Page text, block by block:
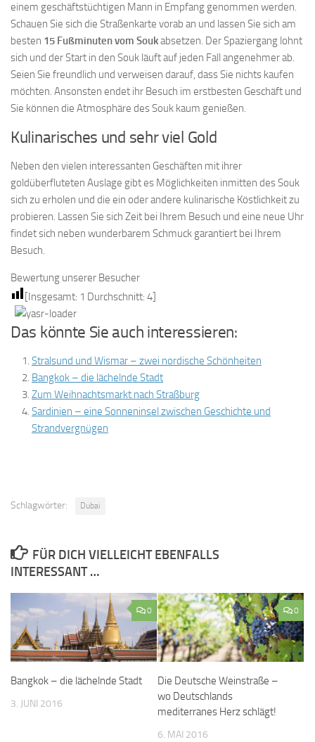
einem geschäftstüchtigen Mann in Empfang genommen werden.
Schauen Sie sich die Straßenkarte vorab an und lassen Sie sich am
besten 15 Fußminuten vom Soukabsetzen. Der Spaziergang lohnt
sich und der Start in den Souk läuft auf jeden Fall angenehmer ab.
Seien Sie freundlich und verweisen darauf, dass Sie nichts kaufen
möchten. Ansonsten endet ihr Besuch im erstbesten Geschäft und
Sie können die Atmosphäre des Souk kaum genießen.
Kulinarisches und sehr viel Gold
Neben den vielen interessanten Geschäften mit ihrer
goldüberfluteten Auslage gibt es Möglichkeiten inmitten des Souk
sich zu erholen und die ein oder andere kulinarische Köstlichkeit zu
probieren. Lassen Sie sich Zeit bei Ihrem Besuch und eine neue Uhr
findet sich neben wunderbarem Schmuck garantiert bei Ihrem
Besuch.
Bewertung unserer Besucher
[Insgesamt: 1 Durchschnitt: 4]
Das könnte Sie auch interessieren:
Stralsund und Wismar – zwei nordische Schönheiten
Bangkok – die lächelnde Stadt
Zum Weihnachtsmarkt nach Straßburg
Sardinien – eine Sonneninsel zwischen Geschichte und
Strandvergnügen
Schlagwörter: Dubai
FÜR DICH VIELLEICHT EBENFALLS
INTERESSANT …
0
Bangkok – die lächelnde Stadt
3. JUNI 2016
0
Die Deutsche Weinstraße –
wo Deutschlands
mediterranes Herz schlägt!
6. MAI 2016